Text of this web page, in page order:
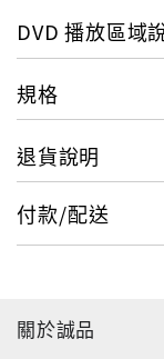
這是阿巴多在
格是琉森音樂節
並且由他指揮。
尋找合適團員的
邀請的音樂家，
付在他手上，」
DVD 播放區域
規格
退貨說明
付款/配送
關於誠品